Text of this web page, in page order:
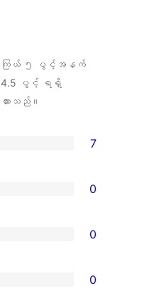
ကြယ် ၅ ပွင့်အနက်
4.5 ပွင့် ရရှိ
ထားသည်။
7
0
0
0